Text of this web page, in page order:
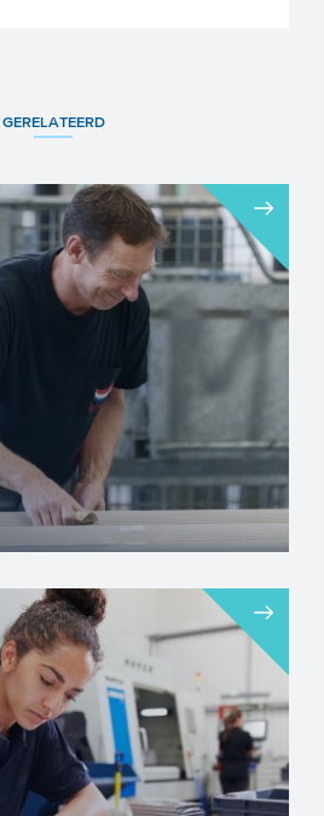
GERELATEERD
Fonds (ESF) is een
om de
en eerlijke arbe...